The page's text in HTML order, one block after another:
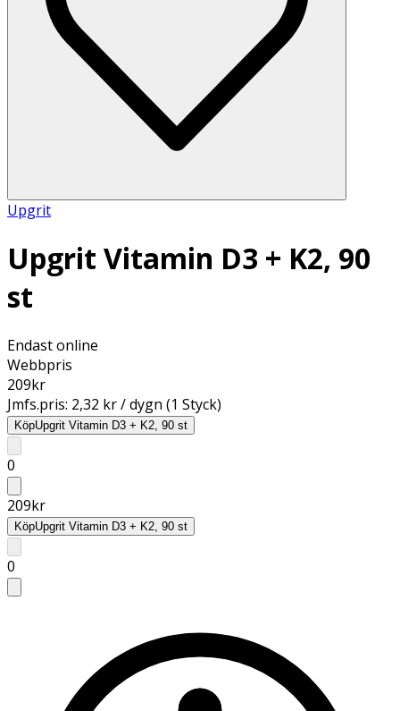
Upgrit
Upgrit Vitamin D3 + K2, 90
st
Endast online
Webbpris
209kr
Jmfs.pris: 2,32 kr / dygn (1 Styck)
KöpUpgrit Vitamin D3 + K2, 90 st
0
209kr
KöpUpgrit Vitamin D3 + K2, 90 st
0